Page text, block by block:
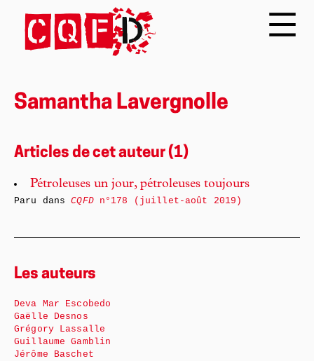
Samantha Lavergnolle
Articles de cet auteur (1)
Pétroleuses un jour, pétroleuses toujours
Paru dansCQFDn°178 (juillet-août 2019)
Les auteurs
Deva Mar Escobedo
Gaëlle Desnos
Grégory Lassalle
Guillaume Gamblin
Jérôme Baschet